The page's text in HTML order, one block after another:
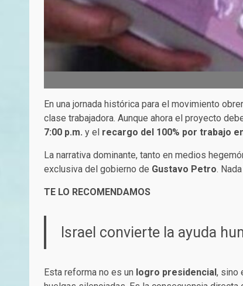
En una jornada histórica para el movimiento
clase trabajadora. Aunque ahora el proyecto
7:00 p.m. y el recargo del 100% por trabajo
La narrativa dominante, tanto en medios
exclusiva del gobierno de Gustavo Petro.
TE LO RECOMENDAMOS
Israel convierte la ayuda
Esta reforma no es un logro presidencial, sino